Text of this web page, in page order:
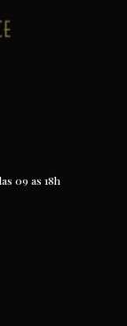
09 as 18h